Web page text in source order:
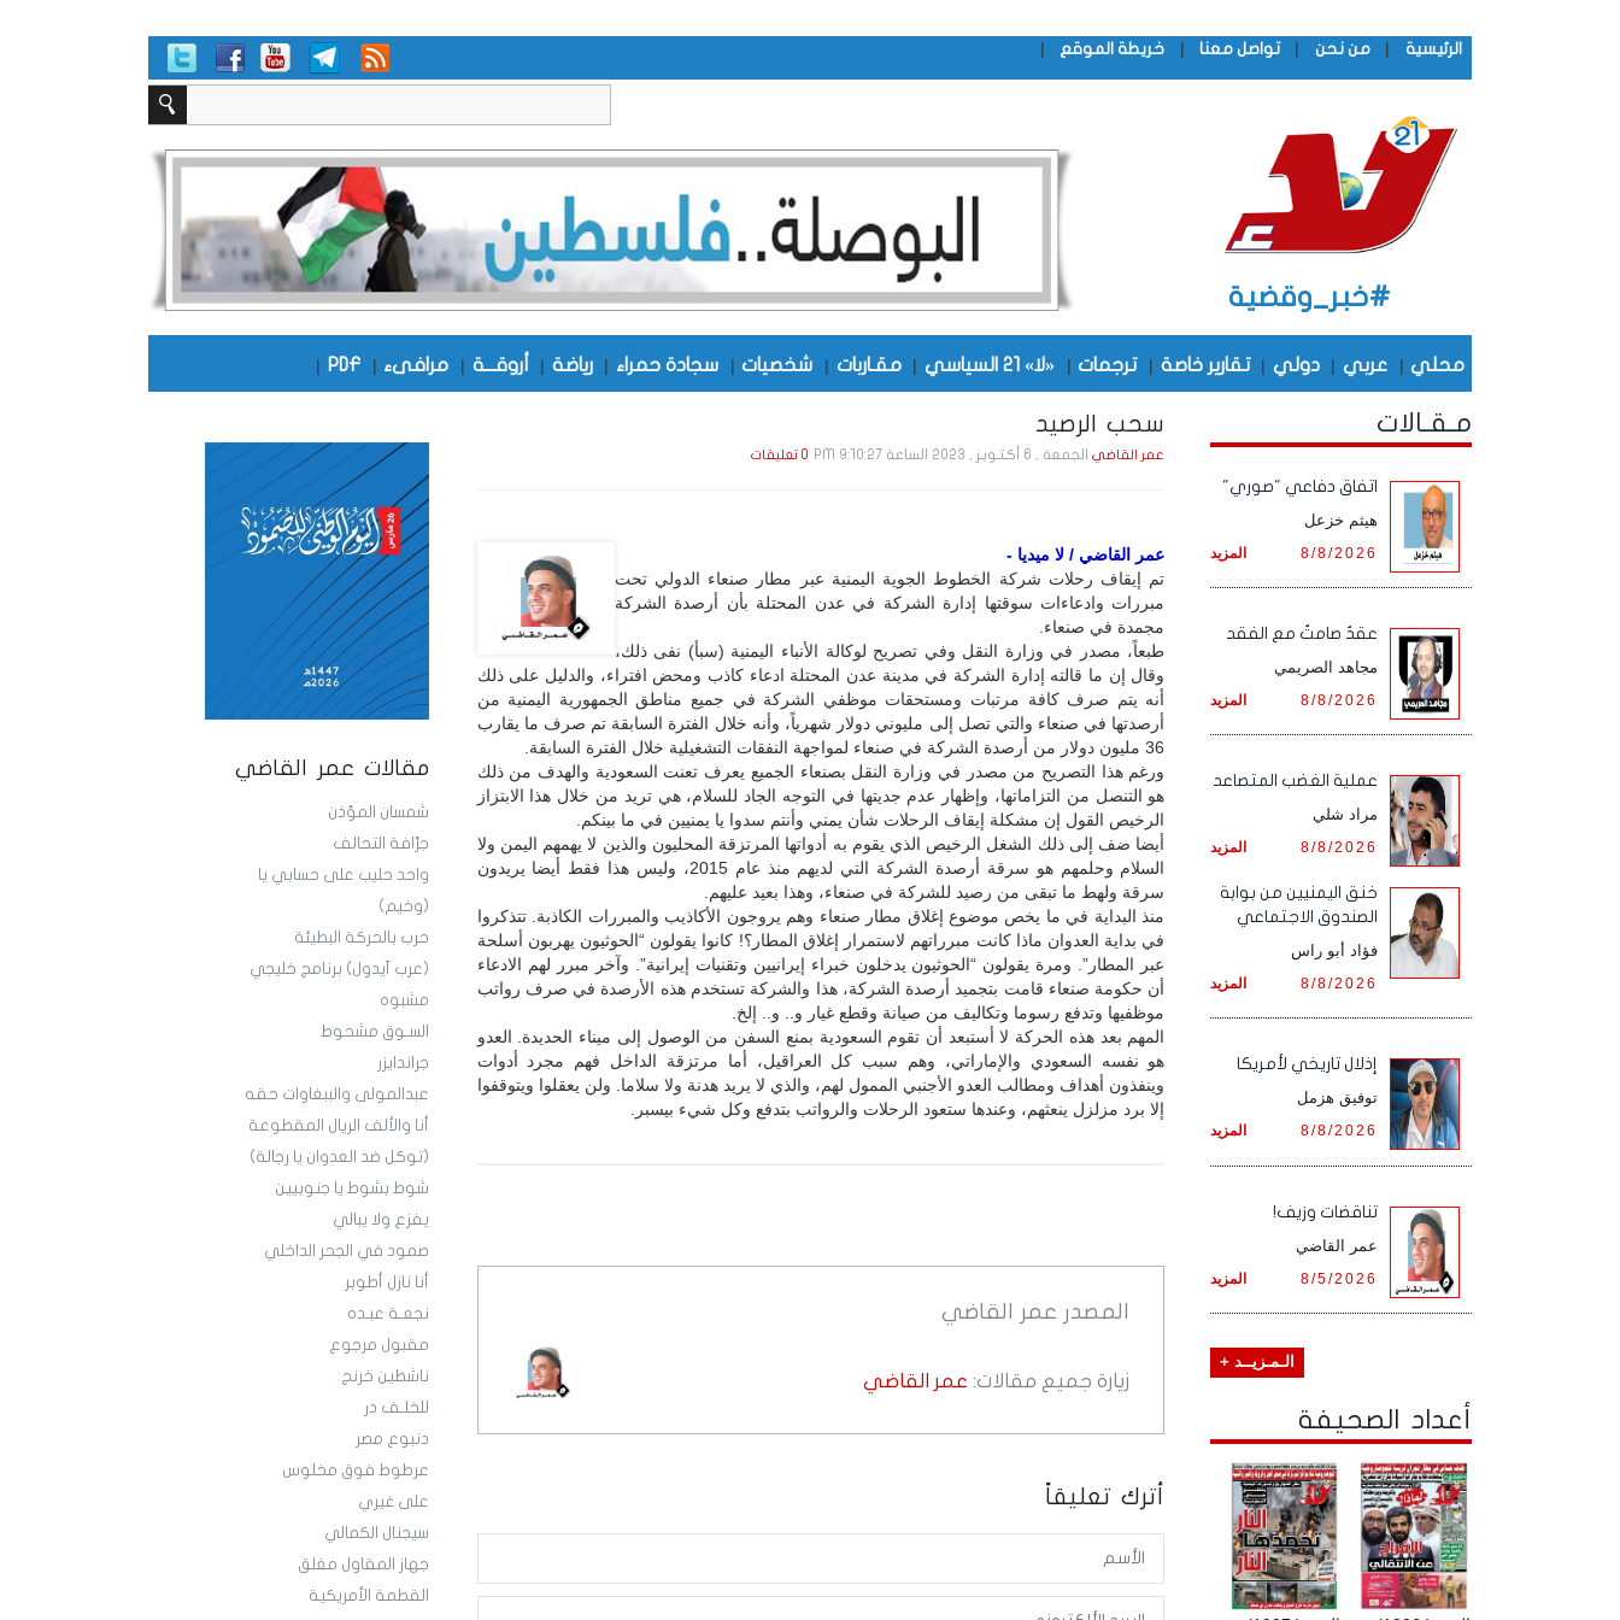
الرئيسية | من نحن | تواصل معنا | خريطة الموقع |
#خبر_وقضية
محلي | عربي | دولي | تقارير خاصة | ترجمات | «لا» 21 السياسي | مقـاربات | شخصيات | سجادة حمراء | رياضة | أروقـــة | مرافىء |
PDF
|
مقالات عمر القاضي
شمسان المؤذن
جرَّافة التحالف
واحد حليب على حسابي يا
(وخيم)
حرب بالحركة البطيئة
(عرب آيدول) برنامج خليجي
مشبوه
السـوق مشحوط
جراندايزر
عبدالمولى والببغاوات حقه
أنا والألف الريال المقطوعة
(توكل ضد العدوان يا رجالة)
شوط بشوط يا جنوبيين
يفزع ولا يبالي
صمود في الجحر الداخلي
أنا نازل أطوبر
نجعـة عبـده
مقبول مرجوع
ناشطين خرنج
للخلـف در
دنبوع مصر
عرطوط فوق مخلوس
على غيري
سيجنال الكمالي
جهاز المقاول مغلق
القطمة الأمريكية
سحب الرصيد
عمر القاضيالجمعة , 6 أكـتـوبـر , 2023 الساعة 9:10:27 PM 0 تعليقات
عمر القاضي / لا ميديا -
تم إيقاف رحلات شركة الخطوط الجوية اليمنية عبر مطار صنعاء الدولي تحت
مبررات وادعاءات سوقتها إدارة الشركة في عدن المحتلة بأن أرصدة الشركة
مجمدة في صنعاء.
طبعاً، مصدر في وزارة النقل وفي تصريح لوكالة الأنباء اليمنية (سبأ) نفى ذلك،
وقال إن ما قالته إدارة الشركة في مدينة عدن المحتلة ادعاء كاذب ومحض افتراء، والدليل على ذلك
أنه يتم صرف كافة مرتبات ومستحقات موظفي الشركة في جميع مناطق الجمهورية اليمنية من
أرصدتها في صنعاء والتي تصل إلى مليوني دولار شهرياً، وأنه خلال الفترة السابقة تم صرف ما يقارب
36 مليون دولار من أرصدة الشركة في صنعاء لمواجهة النفقات التشغيلية خلال الفترة السابقة.
ورغم هذا التصريح من مصدر في وزارة النقل بصنعاء الجميع يعرف تعنت السعودية والهدف من ذلك
هو التنصل من التزاماتها، وإظهار عدم جديتها في التوجه الجاد للسلام، هي تريد من خلال هذا الابتزاز
الرخيص القول إن مشكلة إيقاف الرحلات شأن يمني وأنتم سدوا يا يمنيين في ما بينكم.
أيضا ضف إلى ذلك الشغل الرخيص الذي يقوم به أدواتها المرتزقة المحليون والذين لا يهمهم اليمن ولا
السلام وحلمهم هو سرقة أرصدة الشركة التي لديهم منذ عام 2015، وليس هذا فقط أيضا يريدون
سرقة ولهط ما تبقى من رصيد للشركة في صنعاء، وهذا بعيد عليهم.
منذ البداية في ما يخص موضوع إغلاق مطار صنعاء وهم يروجون الأكاذيب والمبررات الكاذبة. تتذكروا
في بداية العدوان ماذا كانت مبرراتهم لاستمرار إغلاق المطار؟! كانوا يقولون “الحوثيون يهربون أسلحة
عبر المطار”. ومرة يقولون “الحوثيون يدخلون خبراء إيرانيين وتقنيات إيرانية”. وآخر مبرر لهم الادعاء
أن حكومة صنعاء قامت بتجميد أرصدة الشركة، هذا والشركة تستخدم هذه الأرصدة في صرف رواتب
موظفيها وتدفع رسوما وتكاليف من صيانة وقطع غيار و.. و.. إلخ.
المهم بعد هذه الحركة لا أستبعد أن تقوم السعودية بمنع السفن من الوصول إلى ميناء الحديدة. العدو
هو نفسه السعودي والإماراتي، وهم سبب كل العراقيل، أما مرتزقة الداخل فهم مجرد أدوات
وينفذون أهداف ومطالب العدو الأجنبي الممول لهم، والذي لا يريد هدنة ولا سلاما. ولن يعقلوا ويتوقفوا
إلا برد مزلزل ينعثهم، وعندها ستعود الرحلات والرواتب بتدفع وكل شيء بيسبر.
المصدر عمر القاضي
زيارة جميع مقالات: عمر القاضي
أترك تعليقاً
مـقـالات
اتفاق دفاعي "صوري"
هيثم خزعل
المزيد 8/8/2026
عقدٌ صامتٌ مع الفقد
مجاهد الصريمي
المزيد 8/8/2026
‏عملية الغضب المتصاعد
مراد شلي
المزيد 8/8/2026
خنق اليمنيين من بوابة
الصندوق الاجتماعي
فؤاد أبو راس
المزيد 8/8/2026
إذلال تاريخي لأمريكا
توفيق هزمل
المزيد 8/8/2026
تناقضات وزيف!
عمر القاضي
المزيد 8/5/2026
الـمـزيــد +
أعداد الصحيفة